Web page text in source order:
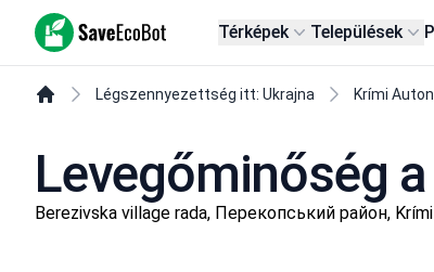
SaveEcoBot Térképek Települések
Légszennyezettség itt: Ukrajna Krími
Levegőminőség
Berezivska village rada, Перекопський район,